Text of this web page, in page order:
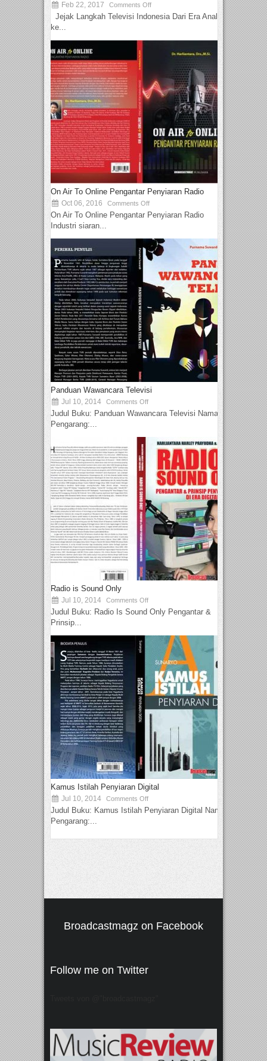
Feb 22, 2017 Comments Off
Jejak Langkah Televisi Indonesia Dari Era Analog
ke...
On Air To Online Pengantar Penyiaran Radio
Oct 06, 2016 Comments Off
On Air To Online Pengantar Penyiaran Radio
Industri siaran...
Panduan Wawancara Televisi
Jul 10, 2014 Comments Off
Judul Buku: Panduan Wawancara Televisi Nama
Pengarang:...
Radio is Sound Only
Jul 10, 2014 Comments Off
Judul Buku: Radio Is Sound Only Pengantar &
Prinsip...
Kamus Istilah Penyiaran Digital
Jul 10, 2014 Comments Off
Judul Buku: Kamus Istilah Penyiaran Digital Nama
Pengarang:...
Broadcastmagz on Facebook
Follow me on Twitter